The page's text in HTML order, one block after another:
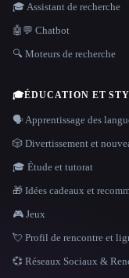
🎓 Assistant de recherche
🤖💬 Chatbot
🔍 Moteurs de recherche
🎓ÉDUCATION ET
🗣️ Apprentissage des
🎲 Divertissement et
🎓 Étude et tutorat
🎁 Idées cadeaux et
🎮 Jeux
💘 Profil de rencontre et
💞 Réseaux Sociaux &